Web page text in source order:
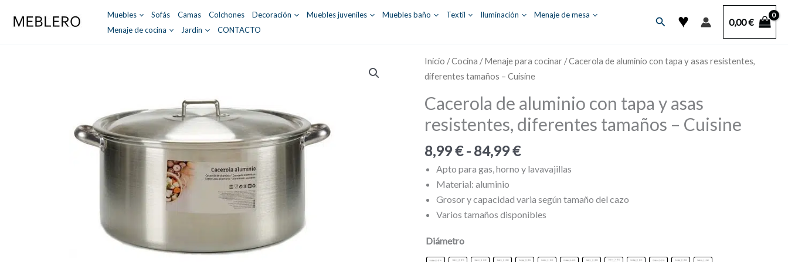
Muebles Sofás Camas Colchones Decoración Muebles juveniles Muebles baño Textil Iluminación
Menaje de mesa
Menaje de cocina
Jardín CONTACTO
Buscar
♥ 0,00€
Inicio /Cocina /Menaje para cocinar / Cacerola de aluminio con tapa y asas resistentes,
diferentes tamaños – Cuisine
Cacerola de aluminio con tapa y asas
resistentes, diferentes tamaños – Cuisine
8,99€ - 84,99€Rango
de
desde
8,99 €
Apto para gas, horno y lavavajillas
Material: aluminio
Grosor y capacidad varia según tamaño del cazo
Varios tamaños disponibles
Diámetro